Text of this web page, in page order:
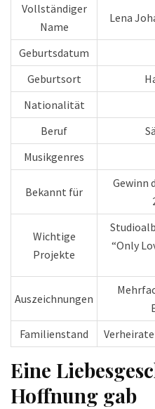
Vollständiger
Name
Lena
Geburtsdatum
Geburtsort
Nationalität
Beruf
Musikgenres
Bekannt für
Gewinn
Wichtige
Projekte
“Only
Auszeichnungen
Familienstand
Eine
Hoffnung gab